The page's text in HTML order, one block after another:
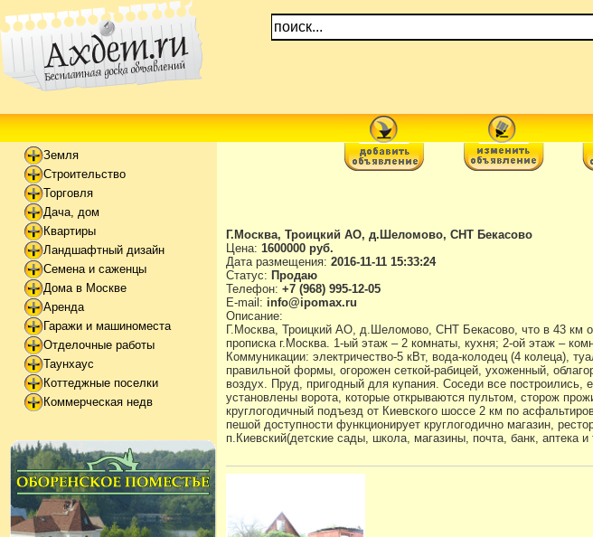
Земля
Строительство
Торговля
Дача, дом
Квартиры
Ландшафтный дизайн
Семена и саженцы
Дома в Москве
Аренда
Гаражи и машиноместа
Отделочные работы
Таунхаус
Коттеджные поселки
Коммерческая недв
Г.Москва, Троицкий АО, д.Шеломово, СНТ Бекасово
Цена: 1600000 руб.
Дата размещения: 2016-11-11 15:33:24
Статус: Продаю
Телефон: +7 (968) 995-12-05
E-mail: info@ipomax.ru
Описание:
Г.Москва, Троицкий АО, д.Шеломово, СНТ Бекасово, что в 43
прописка г.Москва. 1-ый этаж – 2 комнаты, кухня; 2-ой этаж –
Коммуникации: электричество-5 кВт, вода-колодец (4 колеца),
правильной формы, огорожен сеткой-рабицей, ухоженный,
воздух. Пруд, пригодный для купания. Соседи все построились,
установлены ворота, которые открываются пультом, сторож
круглогодичный подъезд от Киевского шоссе 2 км по
пешой доступности функционирует круглогодично магазин,
п.Киевский(детские сады, школа, магазины, почта, банк, аптека и